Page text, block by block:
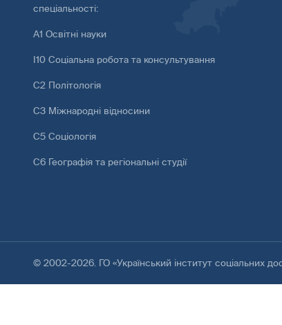
спеціальності:
А1 Освітні науки
І10 Соціальна робота та консультування
С2 Політологія
С3 Міжнародні відносини
С5 Соціологія
С6 Географія та регіональні студії
© 2002-2026. ГО «Український інститут соціальних